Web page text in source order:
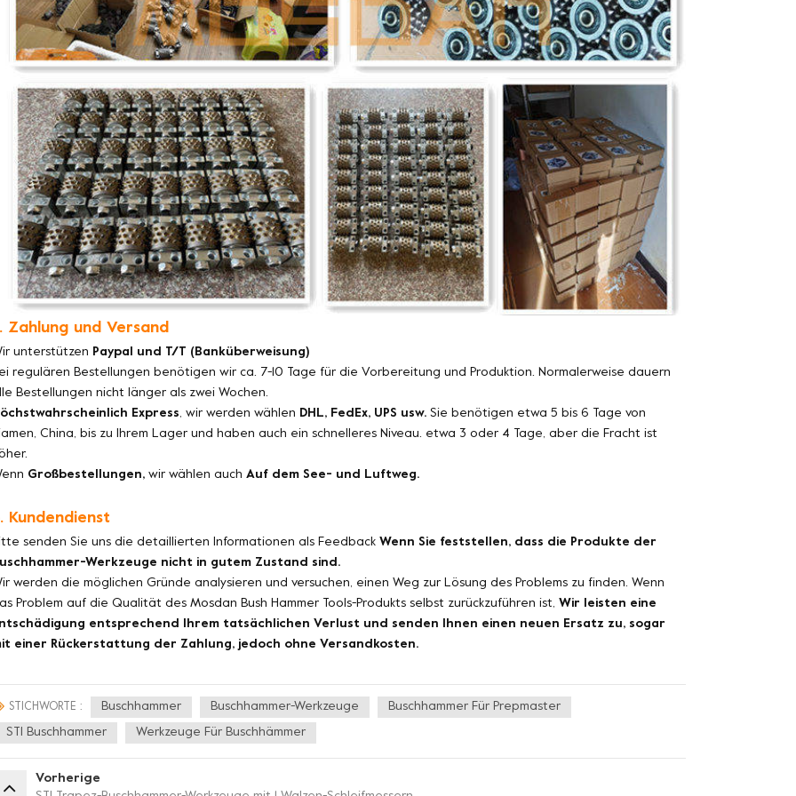
Zahlung und Versand
unterstützen Paypal und T/T (Banküberweisung)
regulären Bestellungen benötigen wir ca. 7-10 Tage für die Vorbereitung und Produktion. Normalerweise dauern
Bestellungen nicht länger als zwei Wochen.
Express, wir werden wählen DHL, FedEx, UPS usw. Sie benötigen etwa 5 bis 6 Tage von
China, bis zu Ihrem Lager und haben auch ein schnelleres Niveau. etwa 3 oder 4 Tage, aber die Fracht ist
Großbestellungen, wir wählen auch Auf dem See- und Luftweg.
Kundendienst
senden Sie uns die detaillierten Informationen als Feedback Wenn Sie feststellen, dass die Produkte der
Werkzeuge nicht in gutem Zustand sind.
werden die möglichen Gründe analysieren und versuchen, einen Weg zur Lösung des Problems zu finden. Wenn
Problem auf die Qualität des Mosdan Bush Hammer Tools-Produkts selbst zurückzuführen ist, Wir leisten eine
entsprechend Ihrem tatsächlichen Verlust und senden Ihnen einen neuen Ersatz zu, sogar
einer Rückerstattung der Zahlung, jedoch ohne Versandkosten.
STICHWORTE : Buschhammer Buschhammer-Werkzeuge Buschhammer Für Prepmaster
STI Buschhammer Werkzeuge Für Buschhämmer
Vorherige